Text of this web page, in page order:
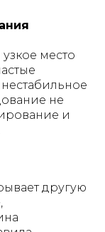
место
не
и
другую